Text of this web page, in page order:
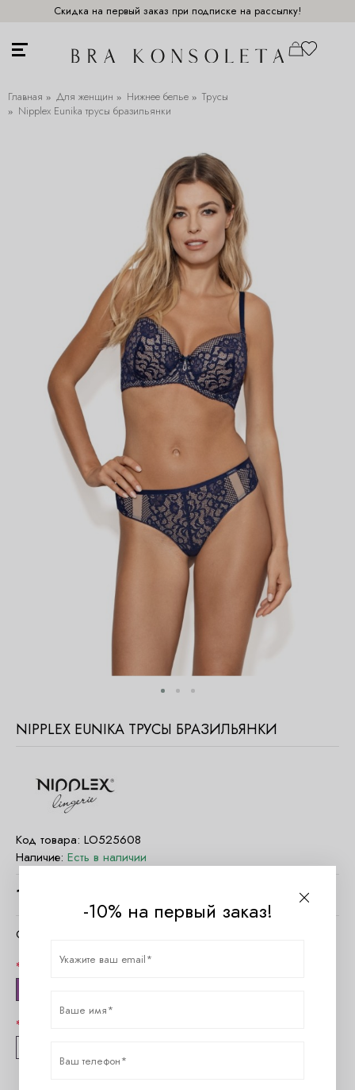
Скидка на первый заказ при подписке на рассылку!
Главная Для женщин Нижнее белье
Трусы
Nipplex Eunika трусы бразильянки
NIPPLEX EUNIKA ТРУСЫ БРАЗИЛЬЯНКИ
Код товара: LO525608
Наличие: Есть в наличии
1550
Очистить параметры
-10% на первый заказ!